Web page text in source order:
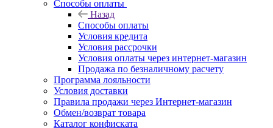
Способы оплаты
Назад
Способы оплаты
Условия кредита
Условия рассрочки
Условия оплаты через интернет-магазин
Продажа по безналичному расчету
Программа лояльности
Условия доставки
Правила продажи через Интернет-магазин
Обмен/возврат товара
Каталог конфиската